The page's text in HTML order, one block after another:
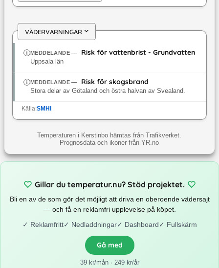
VÄDERVARNINGAR›
MEDDELANDE— Risk för vattenbrist - Grundvatten
Uppsala län
MEDDELANDE— Risk för skogsbrand
Stora delar av Götaland och östra halvan av Svealand.
Källa:SMHI
Temperaturen i Kerstinbo hämtas från Trafikverket.
Prognosdata och ikoner från YR.no
Gillar du temperatur.nu? Stöd projektet.
Bli en av de som gör det möjligt att driva en oberoende vädersajt
— och få en reklamfri upplevelse på köpet.
✓ Reklamfritt✓ Nedladdningar✓ Dashboard✓ Fullskärm
Gå med
39 kr/mån · 249 kr/år